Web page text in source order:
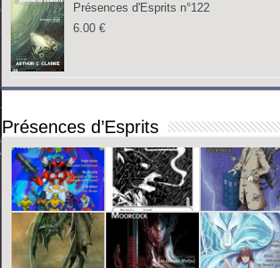
Présences d'Esprits n°122
6.00€
Présences d’Esprits